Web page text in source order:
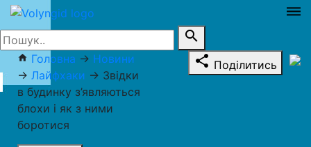
dehaze
search
home Головна → Новини
→ Лайфхаки → Звідки
в будинку з’являються
блохи і як з ними
боротися
share Поділитись